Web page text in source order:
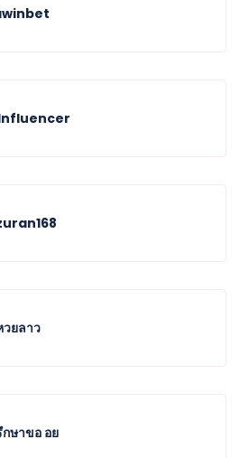
ยลาว
ษาขอ อย